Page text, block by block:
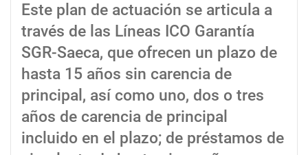
Este plan de actuación se articula a
través de las Líneas ICO Garantía
SGR-Saeca, que ofrecen un plazo de
hasta 15 años sin carencia de
principal, así como uno, dos o tres
años de carencia de principal
incluido en el plazo; de préstamos de